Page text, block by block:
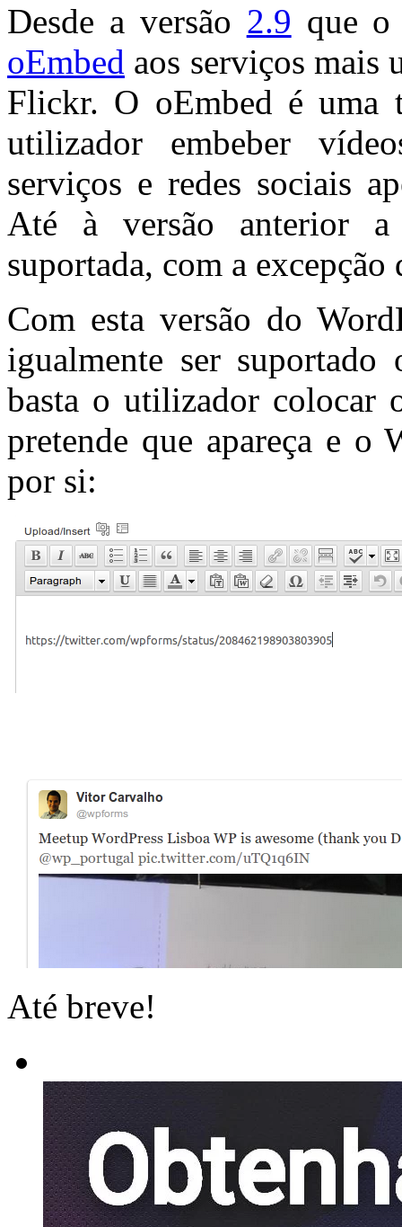
Desde a versão 2.9 que o
oEmbed aos serviços mais
Flickr. O oEmbed é uma
utilizador embeber
serviços e redes sociais
Até à versão anterior
suportada, com a
Com esta versão do
igualmente ser
basta o utilizador colocar
pretende que apareça e o
por si:
Até breve!